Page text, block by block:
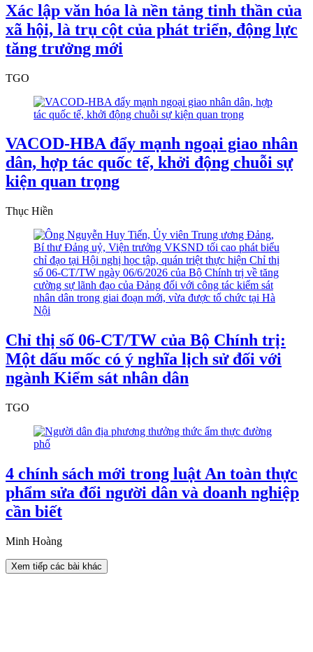
Xác lập văn hóa là nền tảng tinh thần của
xã hội, là trụ cột của phát triển, động lực
tăng trưởng mới
TGO
VACOD-HBA đẩy mạnh ngoại giao nhân
dân, hợp tác quốc tế, khởi động chuỗi sự
kiện quan trọng
Thục Hiền
Chỉ thị số 06-CT/TW của Bộ Chính trị:
Một dấu mốc có ý nghĩa lịch sử đối với
ngành Kiểm sát nhân dân
TGO
4 chính sách mới trong luật An toàn thực
phẩm sửa đổi người dân và doanh nghiệp
cần biết
Minh Hoàng
Xem tiếp các bài khác